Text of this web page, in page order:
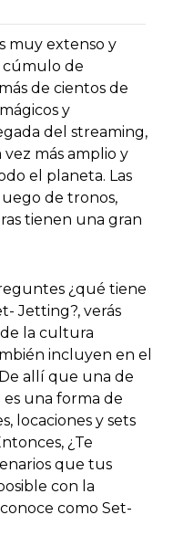
muy extenso y
cúmulo de
de cientos de
y
del streaming,
vez más amplio y
el planeta. Las
de tronos,
tienen una gran
¿qué tiene
Jetting?, verás
la cultura
incluyen en el
allí que una de
es una forma de
locaciones y sets
¿Te
que tus
con la
como Set-